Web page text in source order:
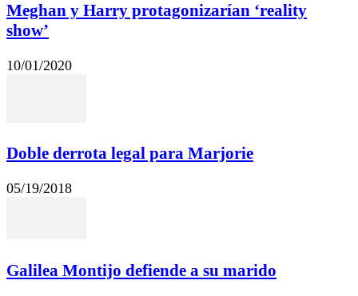
Meghan y Harry protagonizarían ‘reality
show’
10/01/2020
Doble derrota legal para Marjorie
05/19/2018
Galilea Montijo defiende a su marido